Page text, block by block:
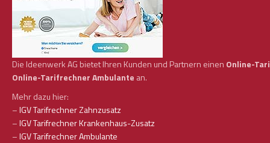
Die Ideenwerk AG bietet Ihren Kunden und Partnern einen Online-
Online-Tarifrechner Ambulante an.
Mehr dazu hier:
–IGV Tarifrechner Zahnzusatz
–IGV Tarifrechner Krankenhaus-Zusatz
–IGV Tarifrechner Ambulante